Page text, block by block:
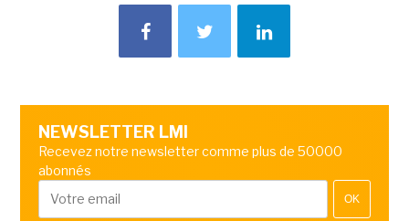
NEWSLETTER LMI
Recevez notre newsletter comme plus de 50000
abonnés
OK